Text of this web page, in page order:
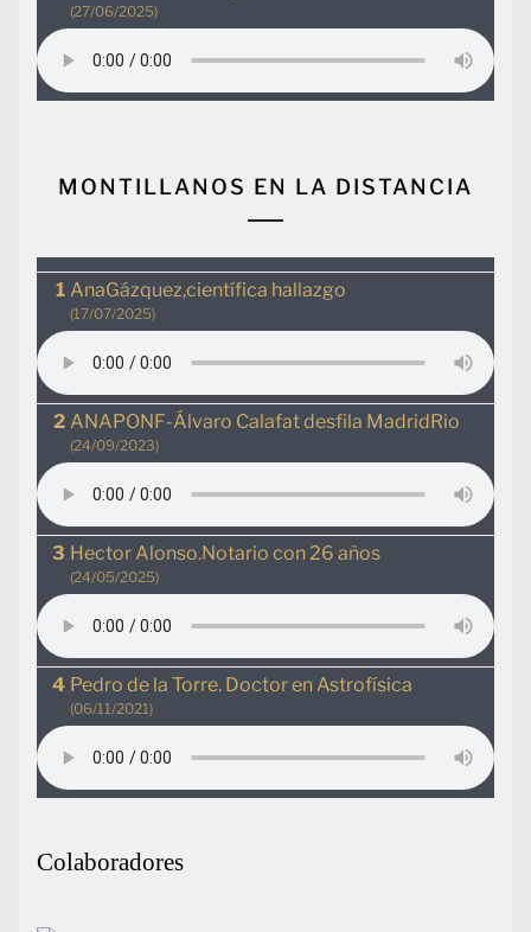
(27/06/2025)
MONTILLANOS EN LA DISTANCIA
AnaGázquez,científica hallazgo
(17/07/2025)
ANAPONF-Álvaro Calafat desfila MadridRio
(24/09/2023)
Hector Alonso.Notario con 26 años
(24/05/2025)
Pedro de la Torre. Doctor en Astrofísica
(06/11/2021)
Colaboradores